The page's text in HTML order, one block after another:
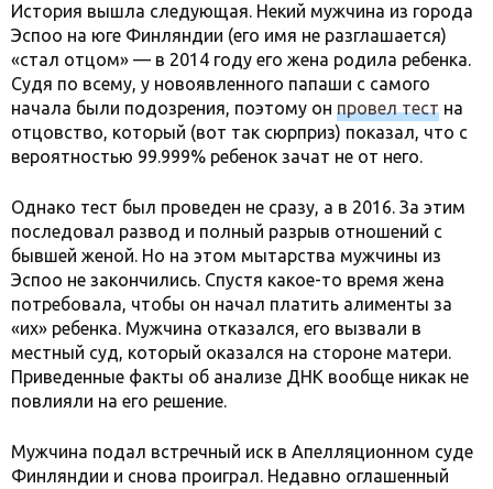
История вышла следующая. Некий мужчина из города
Эспоо на юге Финляндии (его имя не разглашается)
«стал отцом» — в 2014 году его жена родила ребенка.
Судя по всему, у новоявленного папаши с самого
начала были подозрения, поэтому он провел тест на
отцовство, который (вот так сюрприз) показал, что с
вероятностью 99.999% ребенок зачат не от него.
Однако тест был проведен не сразу, а в 2016. За этим
последовал развод и полный разрыв отношений с
бывшей женой. Но на этом мытарства мужчины из
Эспоо не закончились. Спустя какое-то время жена
потребовала, чтобы он начал платить алименты за
«их» ребенка. Мужчина отказался, его вызвали в
местный суд, который оказался на стороне матери.
Приведенные факты об анализе ДНК вообще никак не
повлияли на его решение.
Мужчина подал встречный иск в Апелляционном суде
Финляндии и снова проиграл. Недавно оглашенный